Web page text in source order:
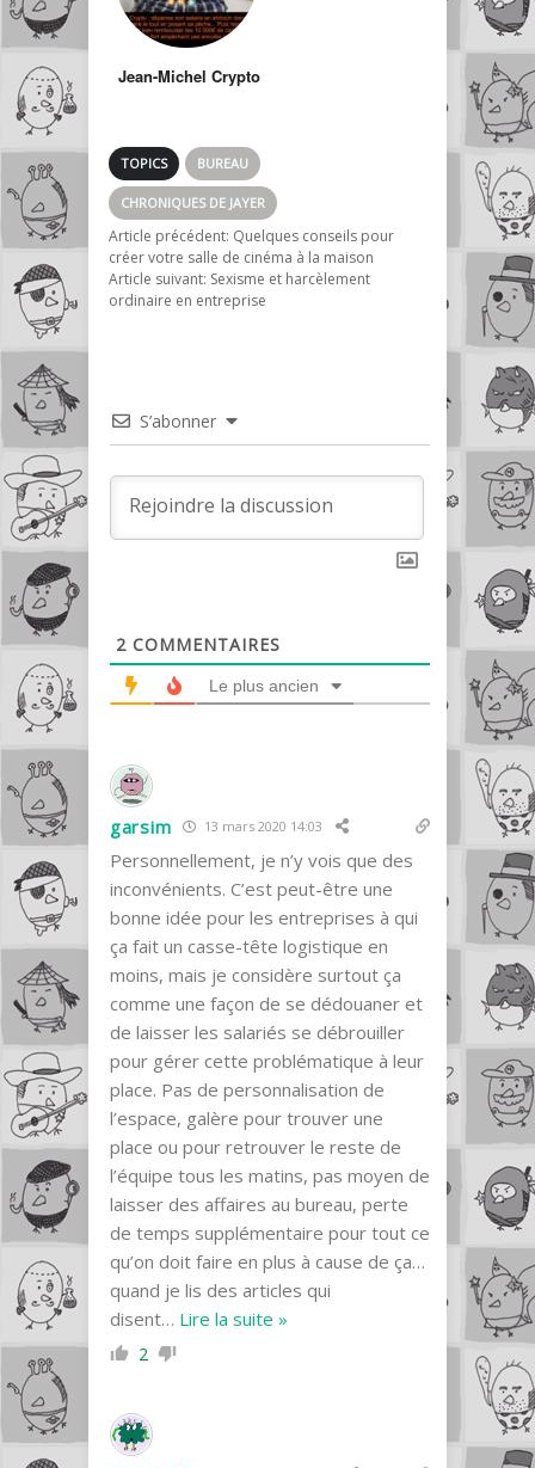
Jean-Michel Crypto
TOPICS BUREAU
CHRONIQUES DE JAYER
Article précédent: Quelques conseils pour
créer votre salle de cinéma à la maison
Article suivant: Sexisme et harcèlement
ordinaire en entreprise
S’abonner
2 COMMENTAIRES
Le plus ancien
garsim 13 mars 2020 14:03
Personnellement, je n’y vois que des
inconvénients. C’est peut-être une
bonne idée pour les entreprises à qui
ça fait un casse-tête logistique en
moins, mais je considère surtout ça
comme une façon de se dédouaner et
de laisser les salariés se débrouiller
pour gérer cette problématique à leur
place. Pas de personnalisation de
l’espace, galère pour trouver une
place ou pour retrouver le reste de
l’équipe tous les matins, pas moyen de
laisser des affaires au bureau, perte
de temps supplémentaire pour tout ce
qu’on doit faire en plus à cause de ça…
quand je lis des articles qui
disent… Lire la suite »
2